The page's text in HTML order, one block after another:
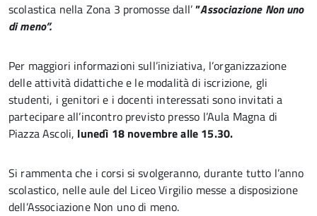
scolastica nella Zona 3 promosse dall’”Associazione Non uno
di meno”.
Per maggiori informazioni sull’iniziativa, l’organizzazione
delle attività didattiche e le modalità di iscrizione, gli
studenti, i genitori e i docenti interessati sono invitati a
partecipare all’incontro previsto presso l’Aula Magna di
Piazza Ascoli, lunedì 18 novembre alle 15.30.
Si rammenta che i corsi si svolgeranno, durante tutto l’anno
scolastico, nelle aule del Liceo Virgilio messe a disposizione
dell’Associazione Non uno di meno.